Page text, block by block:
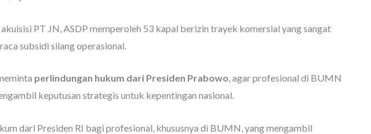
PT JN, ASDP memperoleh 53 kapal berizin trayek komersial yang sangat
subsidi silang operasional.
perlindungan hukum dari Presiden Prabowo, agar profesional di BUMN
keputusan strategis untuk kepentingan nasional.
dari Presiden RI bagi profesional, khususnya di BUMN, yang mengambil